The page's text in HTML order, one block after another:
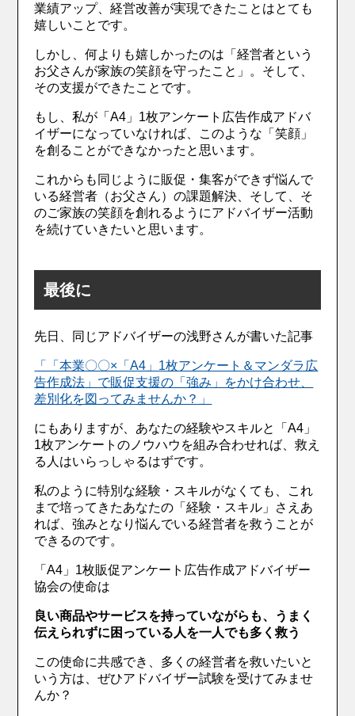
業績アップ、経営改善が実現できたことはとても
嬉しいことです。
しかし、何よりも嬉しかったのは「経営者という
お父さんが家族の笑顔を守ったこと」。そして、
その支援ができたことです。
もし、私が「A4」1枚アンケート広告作成アドバ
イザーになっていなければ、このような「笑顔」
を創ることができなかったと思います。
これからも同じように販促・集客ができず悩んで
いる経営者（お父さん）の課題解決、そして、そ
のご家族の笑顔を創れるようにアドバイザー活動
を続けていきたいと思います。
最後に
先日、同じアドバイザーの浅野さんが書いた記事
「「本業〇〇×「A4」1枚アンケート＆マンダラ広
告作成法」で販促支援の「強み」をかけ合わせ、
差別化を図ってみませんか？」
にもありますが、あなたの経験やスキルと「A4」
1枚アンケートのノウハウを組み合わせれば、救え
る人はいらっしゃるはずです。
私のように特別な経験・スキルがなくても、これ
まで培ってきたあなたの「経験・スキル」さえあ
れば、強みとなり悩んでいる経営者を救うことが
できるのです。
「A4」1枚販促アンケート広告作成アドバイザー
協会の使命は
良い商品やサービスを持っていながらも、うまく
伝えられずに困っている人を一人でも多く救う
この使命に共感でき、多くの経営者を救いたいと
いう方は、ぜひアドバイザー試験を受けてみませ
んか？